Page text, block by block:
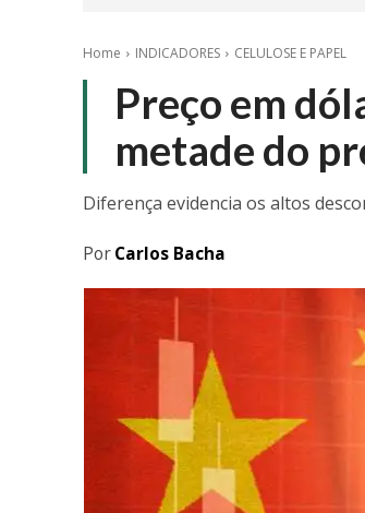
Home INDICADORES CELULOSE E PAPEL
Preço em
metade do
Diferença evidencia os altos
PorCarlos Bacha